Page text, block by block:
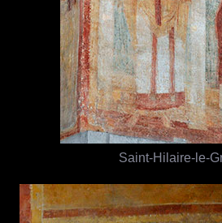
Saint-Hilaire-le-